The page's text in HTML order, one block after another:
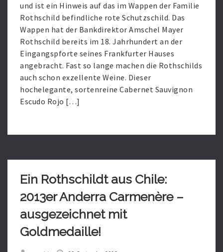
und ist ein Hinweis auf das im Wappen der Familie
Rothschild befindliche rote Schutzschild. Das
Wappen hat der Bankdirektor Amschel Mayer
Rothschild bereits im 18. Jahrhundert an der
Eingangspforte seines Frankfurter Hauses
angebracht. Fast so lange machen die Rothschilds
auch schon exzellente Weine. Dieser
hochelegante, sortenreine Cabernet Sauvignon
Escudo Rojo […]
Ein Rothschildt aus Chile:
2013er Anderra Carmenère –
ausgezeichnet mit
Goldmedaille!